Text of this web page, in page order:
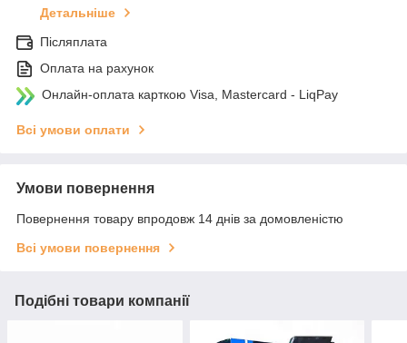
Детальніше
Післяплата
Оплата на рахунок
Онлайн-оплата карткою Visa, Mastercard - LiqPay
Всі умови оплати
Умови повернення
Повернення товару впродовж 14 днів за домовленістю
Всі умови повернення
Подібні товари компанії